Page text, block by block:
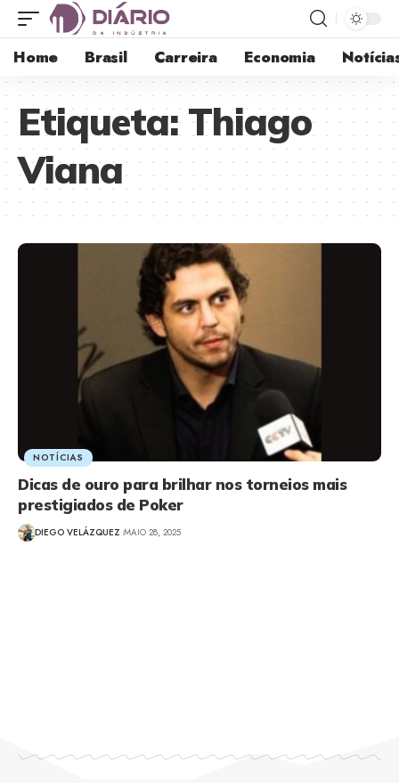
Home Brasil Carreira Economia
Etiqueta:Thiago
Viana
NOTÍCIAS
Dicas de ouro para brilhar nos torneios mais
prestigiados de Poker
DIEGO VELÁZQUEZ MAIO 28, 2025